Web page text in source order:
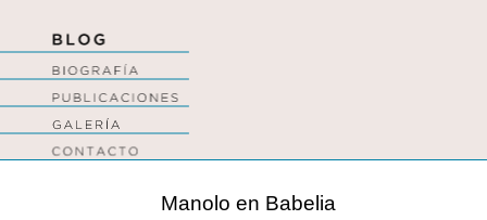
Manolo en Babelia